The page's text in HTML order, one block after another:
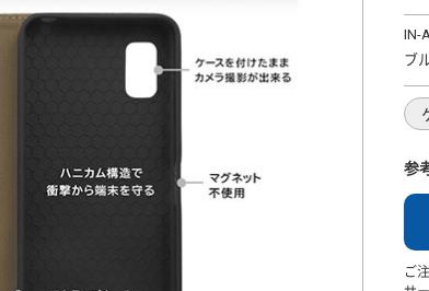
IN-
ブ
参
ご